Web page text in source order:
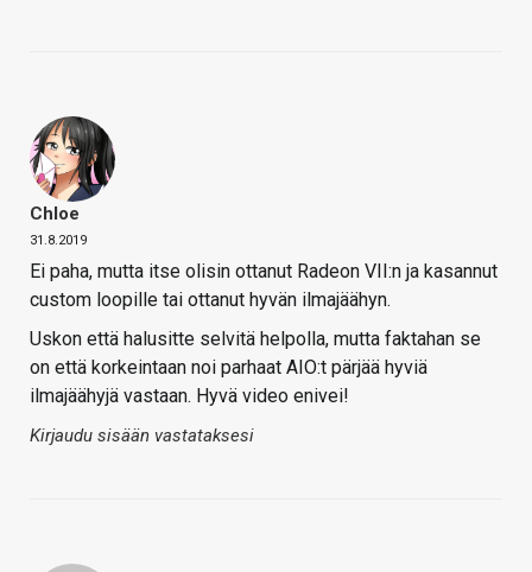
Chloe
31.8.2019
Ei paha, mutta itse olisin ottanut Radeon VII:n ja kasannut
custom loopille tai ottanut hyvän ilmajäähyn.
Uskon että halusitte selvitä helpolla, mutta faktahan se
on että korkeintaan noi parhaat AIO:t pärjää hyviä
ilmajäähyjä vastaan. Hyvä video enivei!
Kirjaudu sisään vastataksesi